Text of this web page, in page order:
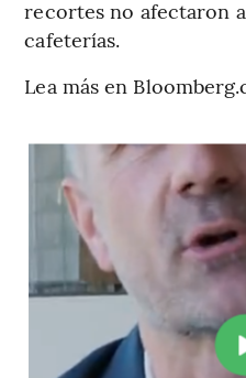
recortes no afectaron
cafeterías.
Lea más en